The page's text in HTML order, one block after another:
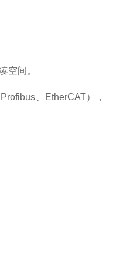
空间。
、EtherCAT），